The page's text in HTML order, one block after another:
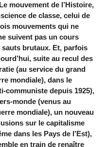
mouvement de l’Histoire,
de classe, celui de
mouvements qui ne
suivent pas un cours
brutaux. Et, parfois
suite au recul des
(au service du grand
mondiale), dans le
communiste depuis 1925),
monde (venus au
mondiale), un nouveau
sur le capitalisme
dans les Pays de l’Est),
en train de renaître